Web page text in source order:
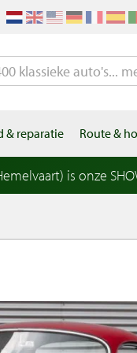
& reparatie Route &
is onze